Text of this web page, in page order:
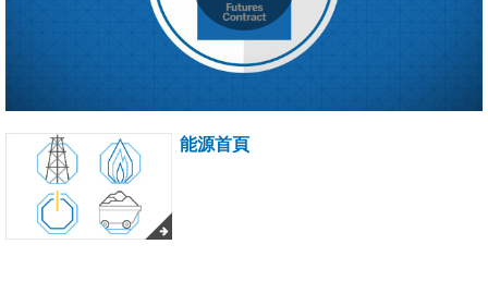
Play
Video
能源首頁